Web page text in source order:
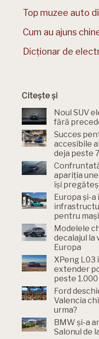
Top muzee auto
Cum au ajuns
Dicționar de
Citește și
Noul SUV
fără
Succes
accesibile
deja peste
apariția
își
Europa și-
pentru
Modelele
decalajul la
Europa
XPeng L03
extender
peste
Ford
Valencia
urma?
BMW și-a
Salonul de